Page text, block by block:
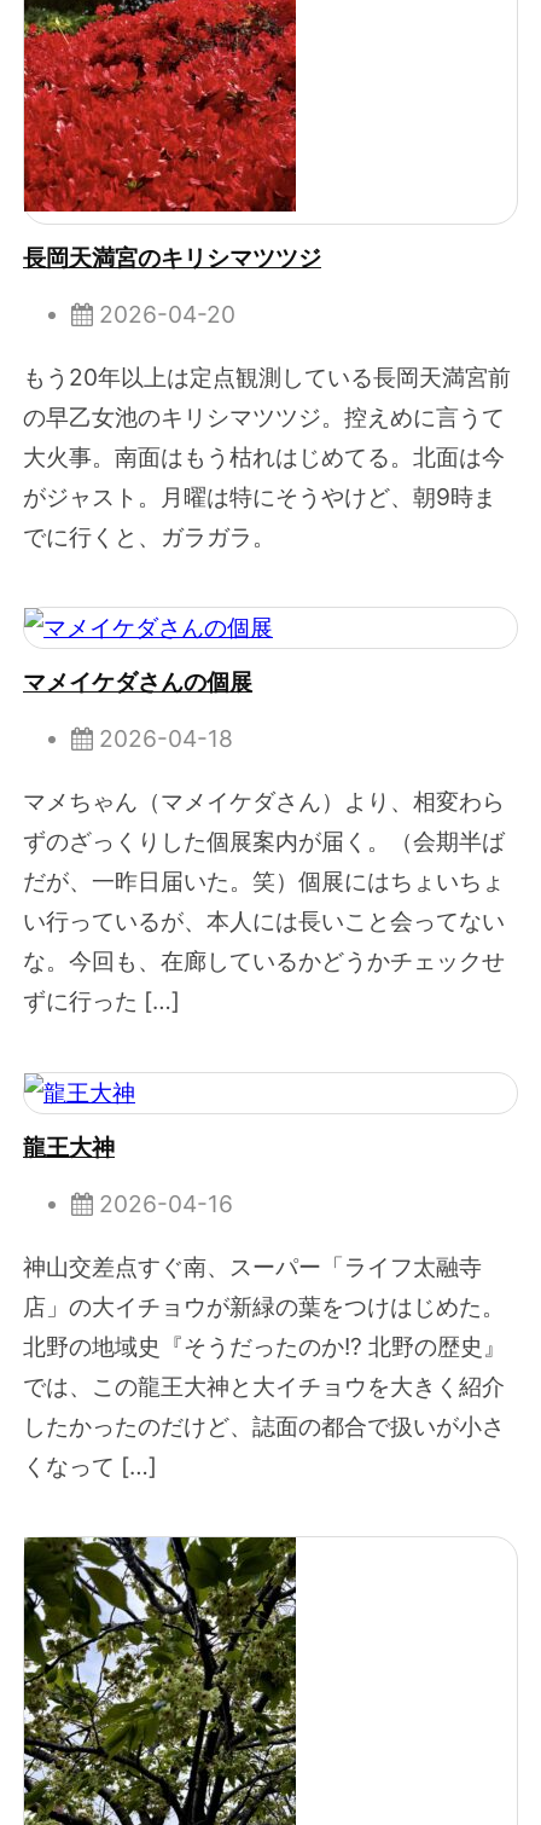
長岡天満宮のキリシマツツジ
2026-04-20
もう20年以上は定点観測している長岡天満宮前
の早乙女池のキリシマツツジ。控えめに言うて
大火事。南面はもう枯れはじめてる。北面は今
がジャスト。月曜は特にそうやけど、朝9時ま
でに行くと、ガラガラ。
マメイケダさんの個展
2026-04-18
マメちゃん（マメイケダさん）より、相変わら
ずのざっくりした個展案内が届く。（会期半ば
だが、一昨日届いた。笑）個展にはちょいちょ
い行っているが、本人には長いこと会ってない
な。今回も、在廊しているかどうかチェックせ
ずに行った […]
龍王大神
2026-04-16
神山交差点すぐ南、スーパー「ライフ太融寺
店」の大イチョウが新緑の葉をつけはじめた。
北野の地域史『そうだったのか!? 北野の歴史』
では、この龍王大神と大イチョウを大きく紹介
したかったのだけど、誌面の都合で扱いが小さ
くなって […]